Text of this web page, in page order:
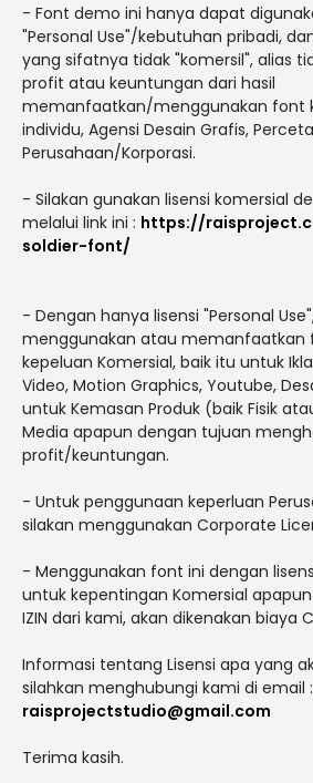
- Font demo ini hanya dapat
"Personal Use"/kebutuhan pribadi,
yang sifatnya tidak "komersil", alias
profit atau keuntungan dari hasil
memanfaatkan/menggunakan font
individu, Agensi Desain Grafis,
Perusahaan/Korporasi.
- Silakan gunakan lisensi komersial
melalui link ini : https://
soldier-font/
- Dengan hanya lisensi "Personal Use",
menggunakan atau memanfaatkan
kepeluan Komersial, baik itu untuk
Video, Motion Graphics, Youtube,
untuk Kemasan Produk (baik Fisik
Media apapun dengan tujuan
profit/keuntungan.
- Untuk penggunaan keperluan
silakan menggunakan Corporate
- Menggunakan font ini dengan
untuk kepentingan Komersial
IZIN dari kami, akan dikenakan biaya
Informasi tentang Lisensi apa yang
silahkan menghubungi kami di email :
raisprojectstudio@gmail.com
Terima kasih.